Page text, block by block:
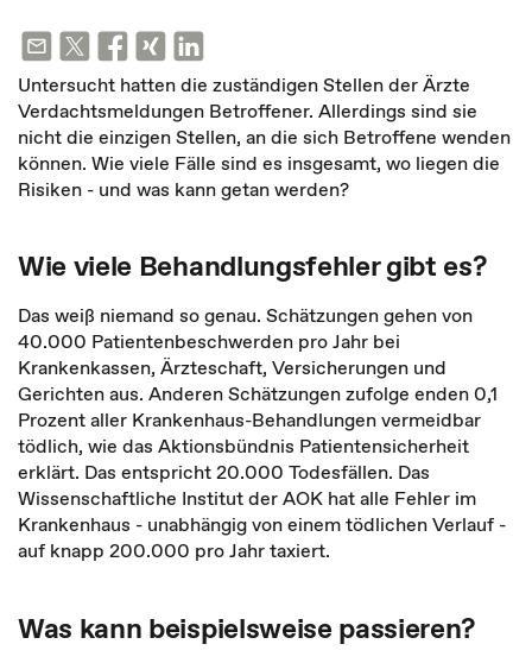
Untersucht hatten die zuständigen Stellen der Ärzte
Verdachtsmeldungen Betroffener. Allerdings sind sie
nicht die einzigen Stellen, an die sich Betroffene wenden
können. Wie viele Fälle sind es insgesamt, wo liegen die
Risiken - und was kann getan werden?
Wie viele Behandlungsfehler gibt es?
Das weiß niemand so genau. Schätzungen gehen von
40.000 Patientenbeschwerden pro Jahr bei
Krankenkassen, Ärzteschaft, Versicherungen und
Gerichten aus. Anderen Schätzungen zufolge enden 0,1
Prozent aller Krankenhaus-Behandlungen vermeidbar
tödlich, wie das Aktionsbündnis Patientensicherheit
erklärt. Das entspricht 20.000 Todesfällen. Das
Wissenschaftliche Institut der AOK hat alle Fehler im
Krankenhaus - unabhängig von einem tödlichen Verlauf -
auf knapp 200.000 pro Jahr taxiert.
Was kann beispielsweise passieren?